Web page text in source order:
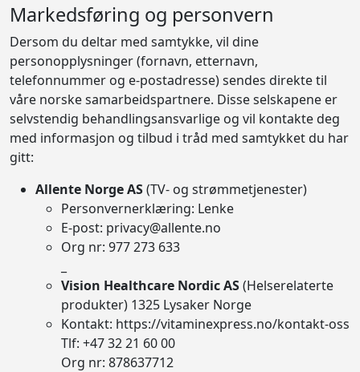
Markedsføring og personvern
Dersom du deltar med samtykke, vil dine
personopplysninger (fornavn, etternavn,
telefonnummer og e-postadresse) sendes direkte til
våre norske samarbeidspartnere. Disse selskapene er
selvstendig behandlingsansvarlige og vil kontakte deg
med informasjon og tilbud i tråd med samtykket du har
gitt:
Allente Norge AS(TV- og strømmetjenester)
Personvernerklæring: Lenke
E-post: privacy@allente.no
Org nr: 977 273 633
Vision Healthcare Nordic AS(Helserelaterte
produkter) 1325 Lysaker Norge
Kontakt: https://vitaminexpress.no/kontakt-oss
Tlf: +4732 21 60 00
Org nr: 878637712